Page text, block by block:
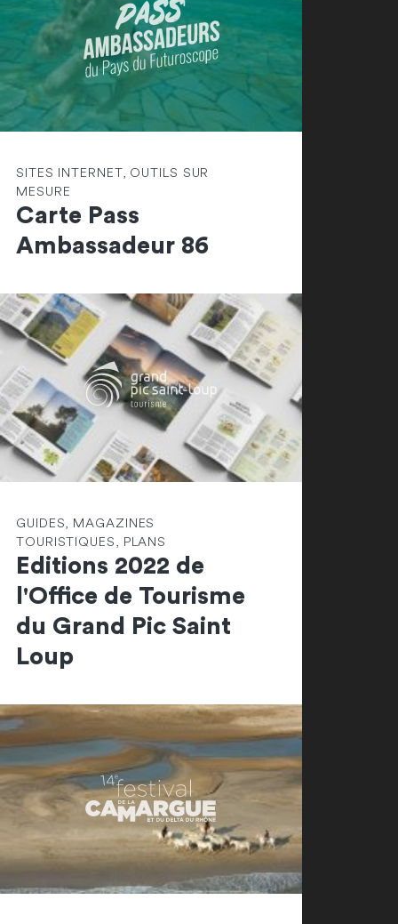
SITES INTERNET, OUTILS SUR
MESURE
Carte Pass
Ambassadeur 86
GUIDES, MAGAZINES
TOURISTIQUES, PLANS
Editions 2022 de
l'Office de Tourisme
du Grand Pic Saint
Loup